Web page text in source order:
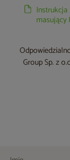
masujący
Group Sp. z